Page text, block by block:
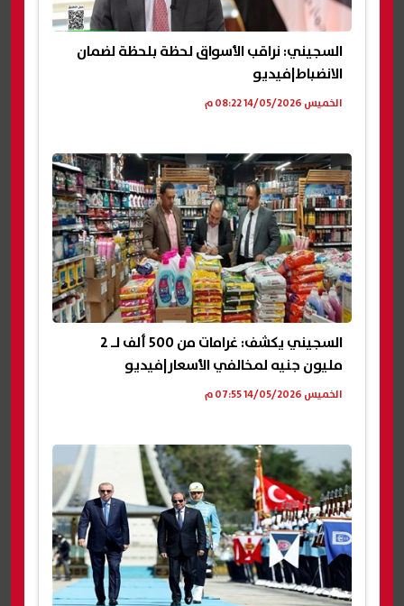
السجيني: نراقب الأسواق لحظة بلحظة لضمان
الانضباط|فيديو
الخميس 14/05/2026 08:22 م
السجيني يكشف: غرامات من 500 ألف لـ 2
مليون جنيه لمخالفي الأسعار|فيديو
الخميس 14/05/2026 07:55 م